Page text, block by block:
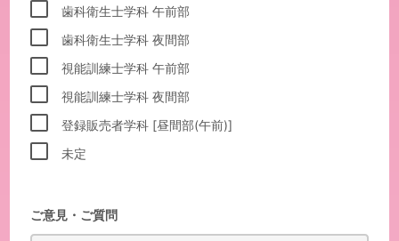
歯科衛生士学科 午前部
歯科衛生士学科 夜間部
視能訓練士学科 午前部
視能訓練士学科 夜間部
登録販売者学科 [昼間部(午前)]
未定
ご意見・ご質問